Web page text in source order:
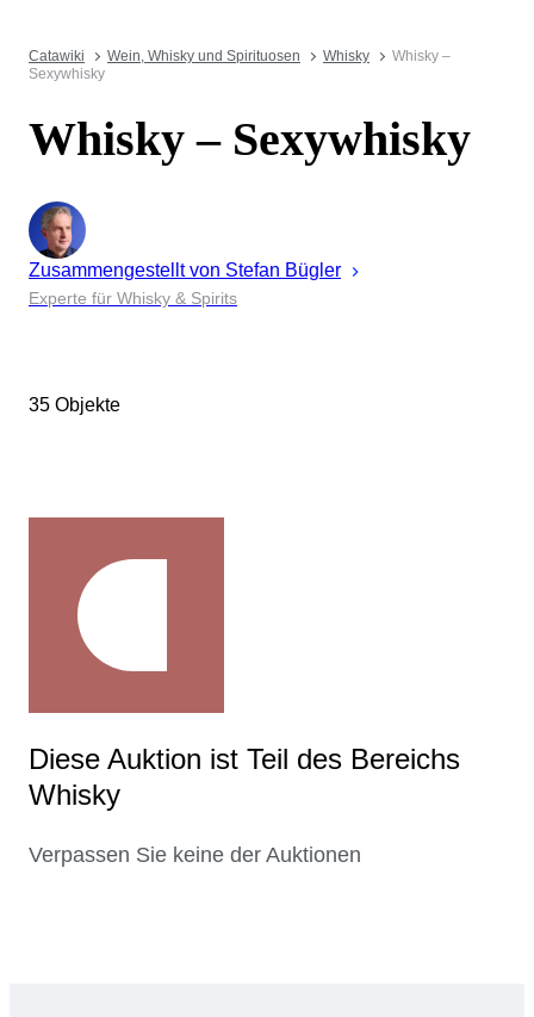
Catawiki Wein, Whisky und Spirituosen Whisky
Whisky –
Sexywhisky
Whisky – Sexywhisky
Zusammengestellt von Stefan Bügler
Experte für Whisky & Spirits
35 Objekte
Diese Auktion ist Teil des Bereichs
Whisky
Verpassen Sie keine der Auktionen